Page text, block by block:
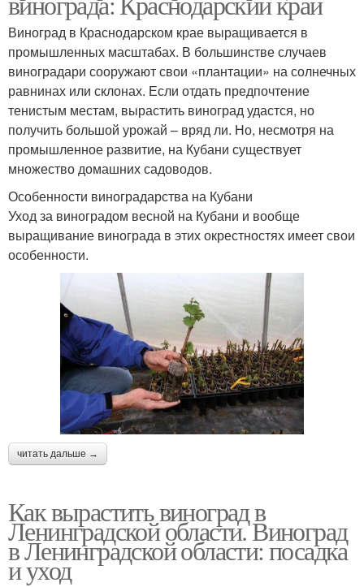
Виноград в Краснодарском крае выращивается в
промышленных масштабах. В большинстве случаев
виноградари сооружают свои «плантации» на солнечных
равнинах или склонах. Если отдать предпочтение
тенистым местам, вырастить виноград удастся, но
получить большой урожай – вряд ли. Но, несмотря на
промышленное развитие, на Кубани существует
множество домашних садоводов.
Особенности виноградарства на Кубани
Уход за виноградом весной на Кубани и вообще
выращивание винограда в этих окрестностях имеет свои
особенности.
читать дальше →
Как вырастить виноград в
Ленинградской области. Виноград
в Ленинградской области: посадка
и уход